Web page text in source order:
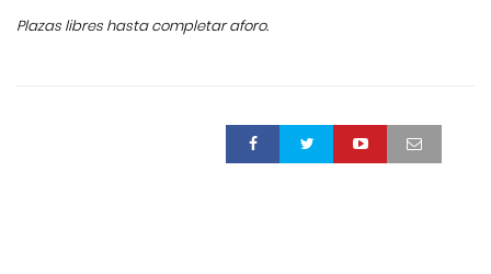
Plazas libres hasta completar aforo.